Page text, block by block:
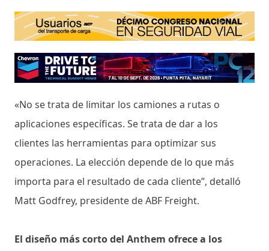
«No se trata de limitar los camiones a rutas o
aplicaciones específicas. Se trata de dar a los
clientes las herramientas para optimizar sus
operaciones. La elección depende de lo que más
importa para el resultado de cada cliente”, detalló
Matt Godfrey, presidente de ABF Freight.
El diseño más corto del Anthem ofrece a los